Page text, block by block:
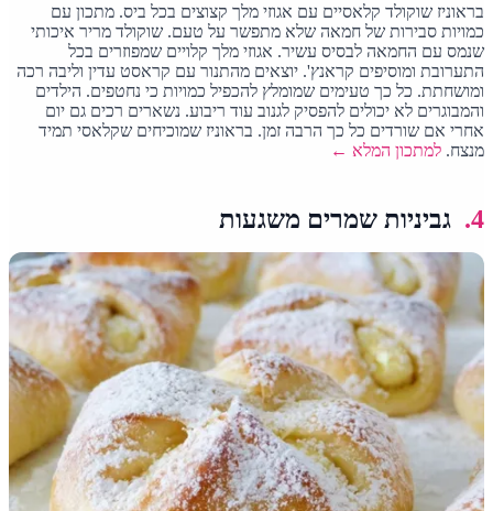
בראוניז שוקולד קלאסיים עם אגוזי מלך קצוצים בכל ביס. מתכון עם
כמויות סבירות של חמאה שלא מתפשר על טעם. שוקולד מריר איכותי
שנמס עם החמאה לבסיס עשיר. אגוזי מלך קלויים שמפוזרים בכל
התערובת ומוסיפים קראנץ'. יוצאים מהתנור עם קראסט עדין וליבה רכה
ומושחתת. כל כך טעימים שמומלץ להכפיל כמויות כי נחטפים. הילדים
והמבוגרים לא יכולים להפסיק לגנוב עוד ריבוע. נשארים רכים גם יום
אחרי אם שורדים כל כך הרבה זמן. בראוניז שמוכיחים שקלאסי תמיד
מנצח.למתכון המלא ←
4. גביניות שמרים משגעות